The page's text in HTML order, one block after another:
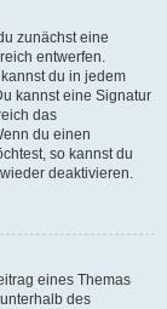
zunächst eine
entwerfen.
du in jedem
kannst eine Signatur
das
du einen
so kannst du
deaktivieren.
eines Themas
des